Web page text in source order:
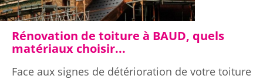
Rénovation de toiture à BAUD, quels
matériaux choisir...
Face aux signes de détérioration de votre toiture